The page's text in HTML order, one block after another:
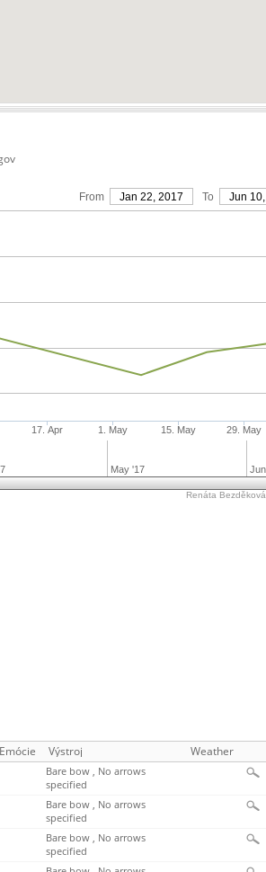
From Jan 22, 2017 To Jun
17. Apr 1. May 15. May 29. May
May '17
Renáta
Emócie Výstroj Weather
Bare bow , No arrows
specified
Bare bow , No arrows
specified
Bare bow , No arrows
specified